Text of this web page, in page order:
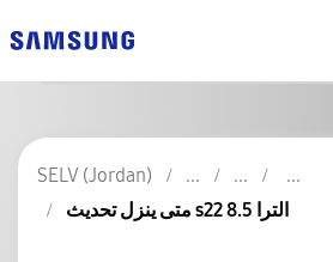
SELV (Jordan)
متى ينزل تحديث s22 الترا 8.5